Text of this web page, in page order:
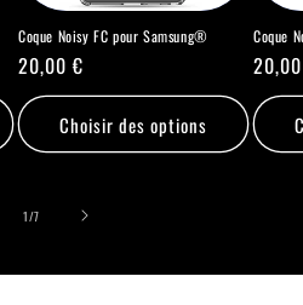
Coque Noisy FC pour Samsung®
Prix
habituel
20,00 €
Choisir des options
Coque
Prix
1/de7